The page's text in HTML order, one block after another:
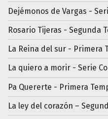
Dejémonos de Vargas -
Rosario Tijeras - Segunda
La Reina del sur - Primera
La quiero a morir - Serie
Pa Quererte - Primera
La ley del corazón –